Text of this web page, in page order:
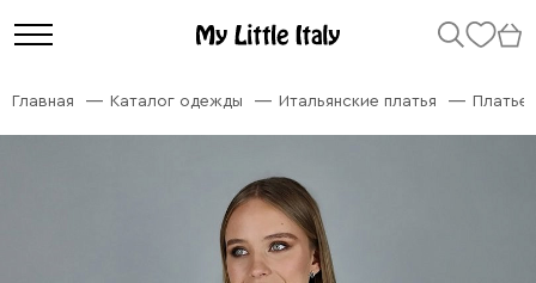
Главная Каталог одежды Итальянские платья